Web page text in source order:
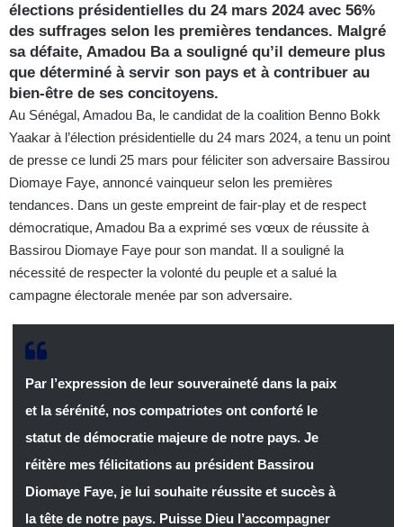
élections présidentielles du 24 mars 2024 avec 56%
des suffrages selon les premières tendances. Malgré
sa défaite, Amadou Ba a souligné qu’il demeure plus
que déterminé à servir son pays et à contribuer au
bien-être de ses concitoyens.
Au Sénégal, Amadou Ba, le candidat de la coalition Benno Bokk
Yaakar à l’élection présidentielle du 24 mars 2024, a tenu un point
de presse ce lundi 25 mars pour féliciter son adversaire Bassirou
Diomaye Faye, annoncé vainqueur selon les premières
tendances. Dans un geste empreint de fair-play et de respect
démocratique, Amadou Ba a exprimé ses vœux de réussite à
Bassirou Diomaye Faye pour son mandat. Il a souligné la
nécessité de respecter la volonté du peuple et a salué la
campagne électorale menée par son adversaire.
Par l’expression de leur souveraineté dans la paix
et la sérénité, nos compatriotes ont conforté le
statut de démocratie majeure de notre pays. Je
réitère mes félicitations au président Bassirou
Diomaye Faye, je lui souhaite réussite et succès à
la tête de notre pays. Puisse Dieu l’accompagner